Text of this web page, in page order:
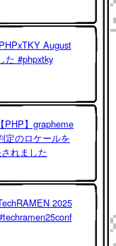
August
た #phpxtky
PHP】grapheme
定のロケールを
れました
2025